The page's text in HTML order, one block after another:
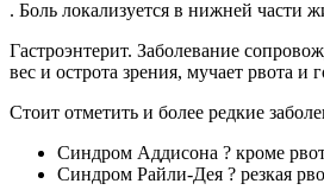
. Боль локализуется в нижней части
Гастроэнтерит. Заболевание
вес и острота зрения, мучает рвота и
Стоит отметить и более редкие
Синдром Аддисона ? кроме
Синдром Райли-Дея ? резкая